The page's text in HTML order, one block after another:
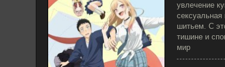
увлечение
сексуальная
шитьем. С
тишине и
мир